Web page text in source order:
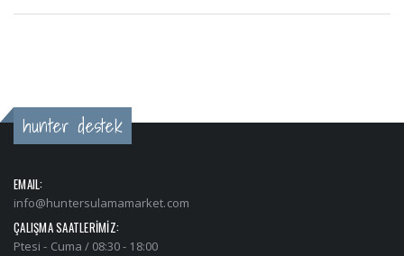
hunter destek
EMAIL:
info@huntersulamamarket.com
ÇALIŞMA SAATLERİMİZ:
Ptesi - Cuma / 08:30 - 18:00